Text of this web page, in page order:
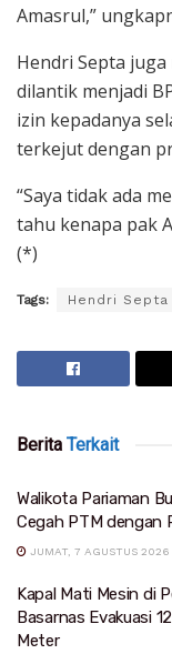
Amasrul,”
Hendri Septa
dilantik menjadi
izin kepadanya
terkejut dengan
“Saya tidak ada
tahu kenapa pak
(*)
Tags: Hendri Septa
Berita Terkait
Walikota Pariaman
Cegah PTM dengan
JUMAT, 7 AGUSTUS
Kapal Mati Mesin di
Basarnas Evakuasi
Meter